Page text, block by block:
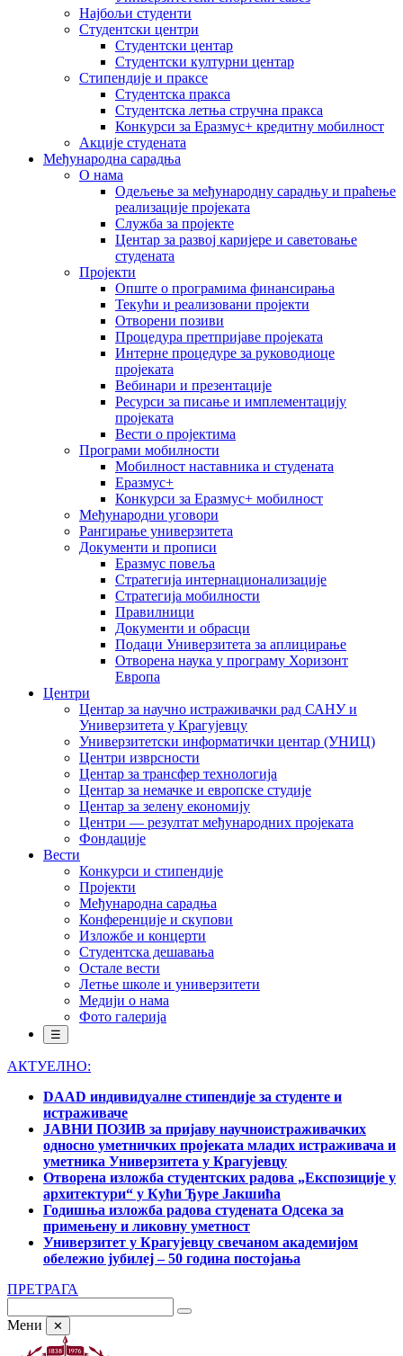
Најбољи студенти
Студентски центри
Студентски центар
Студентски културни центар
Стипендије и праксе
Студентска пракса
Студентска летња стручна пракса
Конкурси за Еразмус+ кредитну мобилност
Акције студената
Међународна сарадња
О нама
Одељење за међународну сарадњу и праћење
реализације пројеката
Служба за пројекте
Центар за развој каријере и саветовање
студената
Пројекти
Опште о програмима финансирања
Текући и реализовани пројекти
Отворени позиви
Процедура претпријаве пројеката
Интерне процедуре за руководиоце
пројеката
Вебинари и презентације
Ресурси за писање и имплементацију
пројеката
Вести о пројектима
Програми мобилности
Мобилност наставника и студената
Еразмус+
Конкурси за Еразмус+ мобилност
Међународни уговори
Рангирање универзитета
Документи и прописи
Еразмус повеља
Стратегија интернационализације
Стратегија мобилности
Правилници
Документи и обрасци
Подаци Универзитета за аплицирање
Отворена наука у програму Хоризонт
Европа
Центри
Центар за научно истраживачки рад САНУ и
Универзитета у Крагујевцу
Универзитетски информатички центар (УНИЦ)
Центри изврсности
Центар за трансфер технологија
Центар за немачке и европске студије
Центар за зелену економију
Центри — резултат међународних пројеката
Фондације
Вести
Конкурси и стипендије
Пројекти
Међународна сарадња
Конференције и скупови
Изложбе и концерти
Студентска дешавања
Остале вести
Летње школе и универзитети
Медији о нама
Фото галерија
☰
АКТУЕЛНО:
DAAD индивидуалне стипендије за студенте и
истраживаче
ЈАВНИ ПОЗИВ за пријаву научноистраживачких
односно уметничких пројеката младих истраживача и
уметника Универзитета у Крагујевцу
Отворена изложба студентских радова „Експозиције у
архитектури“ у Кући Ђуре Јакшића
Годишња изложба радова студената Одсека за
примењену и ликовну уметност
Универзитет у Крагујевцу свечаном академијом
обележио јубилеј – 50 година постојања
ПРЕТРАГА
Мени ✕